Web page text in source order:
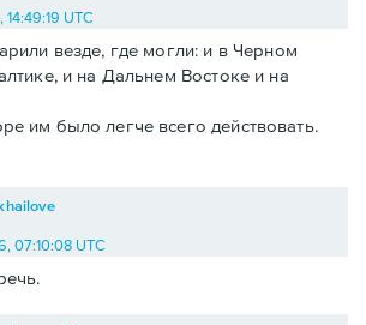
UTC
везде, где могли: и в Черном
и на Дальнем Востоке и на
им было легче всего действовать.
07:10:08 UTC